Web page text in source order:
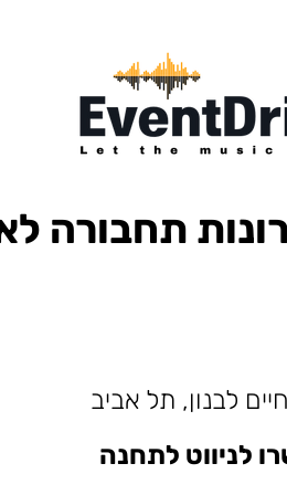
לבנון, תל אביב
לניווט לתחנה